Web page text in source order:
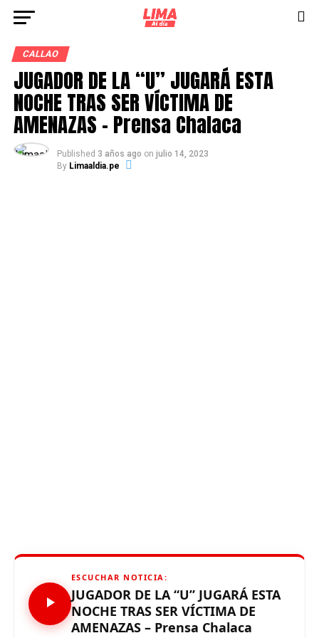
CALLAO
JUGADOR DE LA “U” JUGARÁ ESTA
NOCHE TRAS SER VÍCTIMA DE
AMENAZAS – Prensa Chalaca
Published 3 años ago on julio 14, 2023
By Limaaldia.pe
ESCUCHAR NOTICIA:
JUGADOR DE LA “U” JUGARÁ ESTA
NOCHE TRAS SER VÍCTIMA DE
AMENAZAS – Prensa Chalaca